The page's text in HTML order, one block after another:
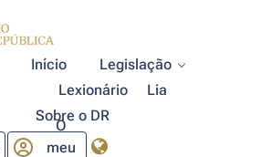
Início
Legislação
Lexionário
Lia
Sobre o DR
O
meu